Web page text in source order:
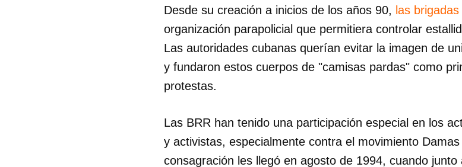
Desde su creación a inicios de los años 90, las
organización parapolicial que permitiera controlar
Las autoridades cubanas querían evitar la imagen de
y fundaron estos cuerpos de "camisas pardas" como
protestas.
Las BRR han tenido una participación especial en los
y activistas, especialmente contra el movimiento
consagración les llegó en agosto de 1994, cuando